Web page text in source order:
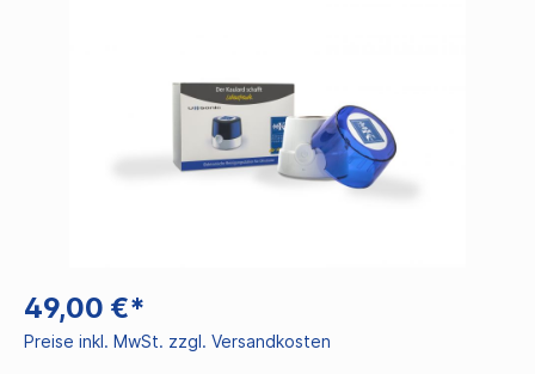
49,00 €*
Preise inkl. MwSt. zzgl. Versandkosten